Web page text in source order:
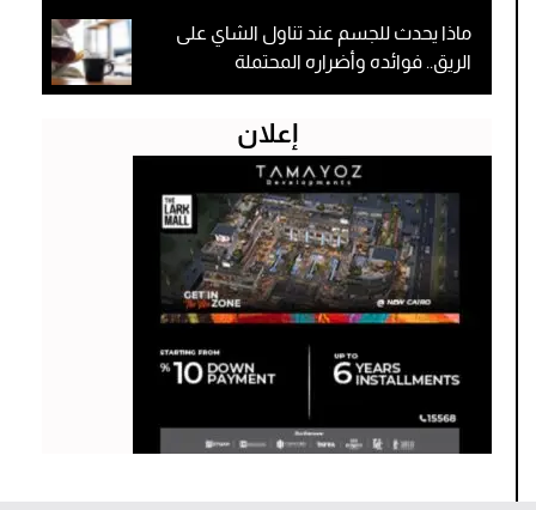
ماذا يحدث للجسم عند تناول الشاي على
الريق.. فوائده وأضراره المحتملة
إعلان